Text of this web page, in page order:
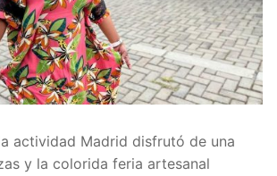
actividad Madrid disfrutó de una
y la colorida feria artesanal